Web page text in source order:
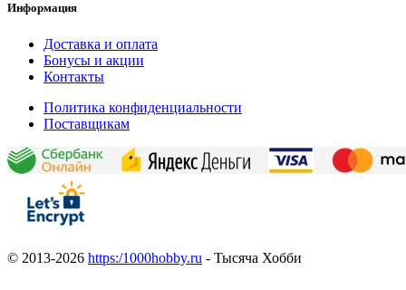
Информация
Доставка и оплата
Бонусы и акции
Контакты
Политика конфиденциальности
Поставщикам
© 2013-2026 https:/1000hobby.ru - Тысяча Хобби